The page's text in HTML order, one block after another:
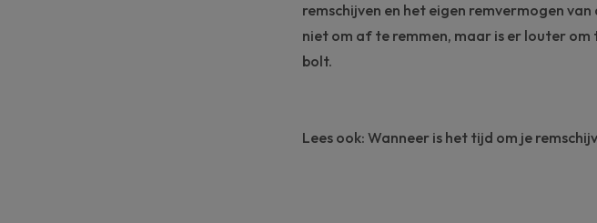
remschijven en het eigen remvermogen
niet om af te remmen, maar is er louter
bolt.
Lees ook: Wanneer is het tijd om je